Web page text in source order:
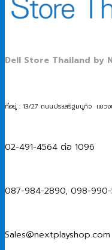
Dell Store Thailand by
ที่อยู่ : 13/27 ถนนประเสริฐมนูกิจ แขว
02-491-4564 ต่อ 1096
087-984-2890, 098-
Sales@nextplayshop.com